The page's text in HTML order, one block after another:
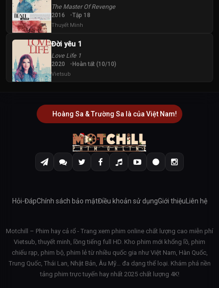
The Master Of Revenge
2016 Tập 18
Thuyết Minh
Đời yêu 1
Love Life 1
2020 Hoàn tất (10/10)
Vietsub
Hoàng Sa & Trường Sa là của Việt Nam!
Hỏi-ĐápChính sách bảo mậtĐiều khoản sử dụngGiới thiệu Liên hệ
Motchill – Phim hay cả rổ - Trang xem phim online chất lượng cao miễn phí
Vietsub, thuyết minh, lồng tiếng full HD. Kho phim mới khổng lồ, phim
chiếu rạp, phim bộ, phim lẻ từ nhiều quốc gia như Việt Nam, Hàn Quốc,
Trung Quốc, Thái Lan, Nhật Bản, Âu Mỹ… đa dạng thể loại. Khám phá nền
tảng phim trực tuyến hay nhất 2025 chất lượng 4K!